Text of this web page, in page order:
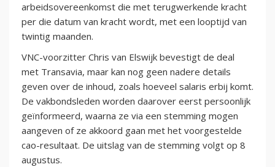
arbeidsovereenkomst die met terugwerkende kracht
per die datum van kracht wordt, met een looptijd van
twintig maanden.
VNC-voorzitter Chris van Elswijk bevestigt de deal
met Transavia, maar kan nog geen nadere details
geven over de inhoud, zoals hoeveel salaris erbij komt.
De vakbondsleden worden daarover eerst persoonlijk
geïnformeerd, waarna ze via een stemming mogen
aangeven of ze akkoord gaan met het voorgestelde
cao-resultaat. De uitslag van de stemming volgt op 8
augustus.